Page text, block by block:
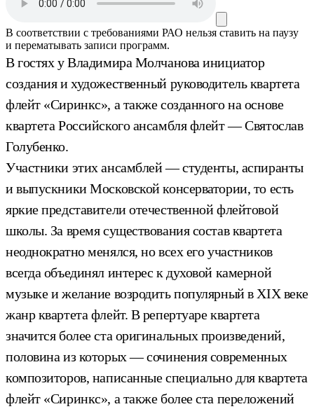
В соответствии с требованиями РАО нельзя ставить на паузу
и перематывать записи программ.
В гостях у Владимира Молчанова инициатор
создания и художественный руководитель квартета
флейт «Сиринкс», а также созданного на основе
квартета Российского ансамбля флейт — Святослав
Голубенко.
Участники этих ансамблей — студенты, аспиранты
и выпускники Московской консерватории, то есть
яркие представители отечественной флейтовой
школы. За время существования состав квартета
неоднократно менялся, но всех его участников
всегда объединял интерес к духовой камерной
музыке и желание возродить популярный в XIX веке
жанр квартета флейт. В репертуаре квартета
значится более ста оригинальных произведений,
половина из которых — сочинения современных
композиторов, написанные специально для квартета
флейт «Сиринкс», а также более ста переложений